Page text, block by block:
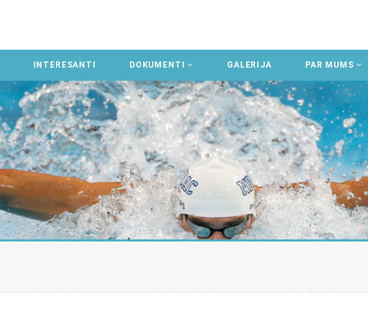
INTERESANTI DOKUMENTI GALERIJA PAR MUMS